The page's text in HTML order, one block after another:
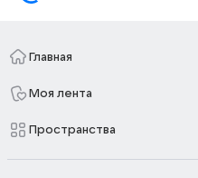
Главная
Моя лента
Пространства